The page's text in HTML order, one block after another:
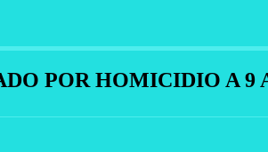
POR HOMICIDIO A 9